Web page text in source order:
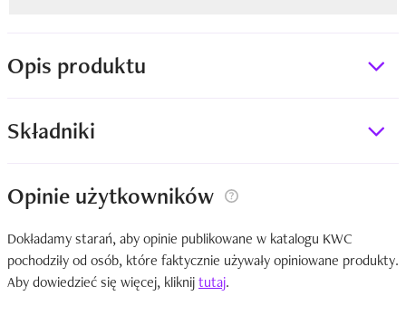
Opis produktu
Składniki
Opinie użytkowników
Dokładamy starań, aby opinie publikowane w katalogu KWC
pochodziły od osób, które faktycznie używały opiniowane produkty.
Aby dowiedzieć się więcej, kliknijtutaj.